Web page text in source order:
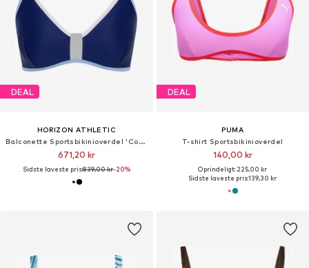
DEAL
HORIZON ATHLETIC
Balconette Sportsbikinioverdel 'Coral Sea Bikini Top Luna'
671,20 kr
Sidste laveste pris:839,00 kr-20%
DEAL
PUMA
T-shirt Sportsbikinioverdel
140,00 kr
Oprindeligt: 225,00 kr
Sidste laveste pris:139,30 kr